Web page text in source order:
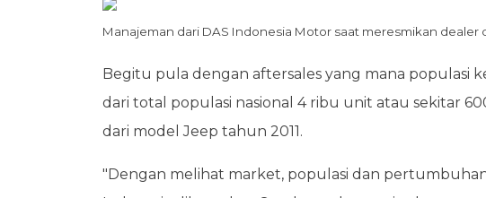
Manajeman dari DAS Indonesia Motor saat meresmikan dealer
Begitu pula dengan aftersales yang mana populasi
dari total populasi nasional 4 ribu unit atau sekitar
dari model Jeep tahun 2011.
"Dengan melihat market, populasi dan